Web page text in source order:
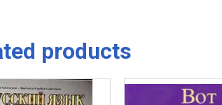
products